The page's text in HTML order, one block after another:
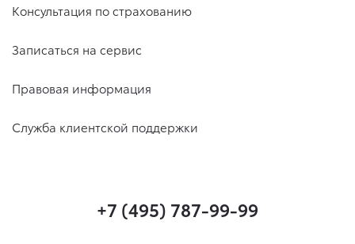
Консультация по страхованию
Записаться на сервис
Правовая информация
Служба клиентской поддержки
+7 (495) 787-99-99